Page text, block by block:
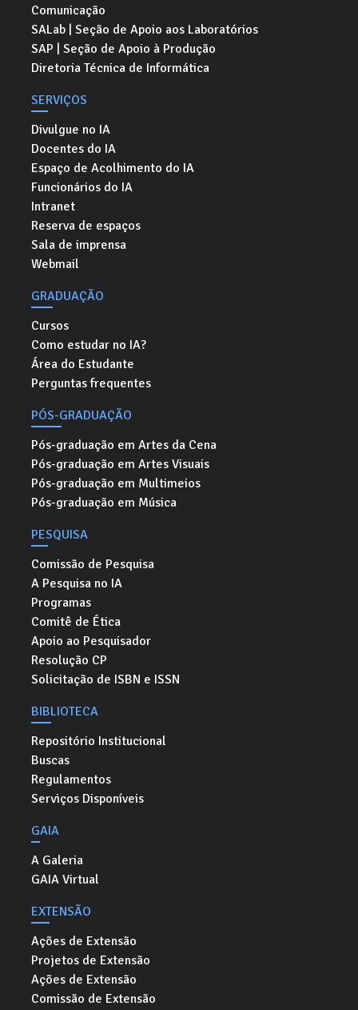
Comunicação
SALab | Seção de Apoio aos Laboratórios
SAP | Seção de Apoio à Produção
Diretoria Técnica de Informática
SERVIÇOS
Divulgue no IA
Docentes do IA
Espaço de Acolhimento do IA
Funcionários do IA
Intranet
Reserva de espaços
Sala de imprensa
Webmail
GRADUAÇÃO
Cursos
Como estudar no IA?
Área do Estudante
Perguntas frequentes
PÓS-GRADUAÇÃO
Pós-graduação em Artes da Cena
Pós-graduação em Artes Visuais
Pós-graduação em Multimeios
Pós-graduação em Música
PESQUISA
Comissão de Pesquisa
A Pesquisa no IA
Programas
Comitê de Ética
Apoio ao Pesquisador
Resolução CP
Solicitação de ISBN e ISSN
BIBLIOTECA
Repositório Institucional
Buscas
Regulamentos
Serviços Disponíveis
GAIA
A Galeria
GAIA Virtual
EXTENSÃO
Ações de Extensão
Projetos de Extensão
Ações de Extensão
Comissão de Extensão